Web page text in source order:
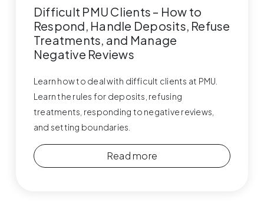
Difficult PMU Clients – How to
Respond, Handle Deposits, Refuse
Treatments, and Manage
Negative Reviews
Learn how to deal with difficult clients at PMU.
Learn the rules for deposits, refusing
treatments, responding to negative reviews,
and setting boundaries.
Read more